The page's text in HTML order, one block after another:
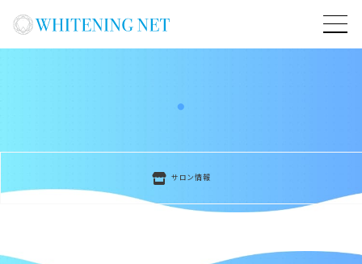
サロン情報